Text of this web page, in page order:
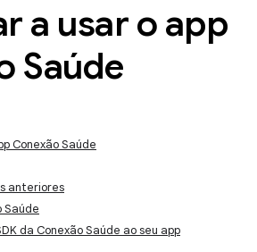
a usar o app
Saúde
Conexão Saúde
anteriores
Saúde
da Conexão Saúde ao seu app